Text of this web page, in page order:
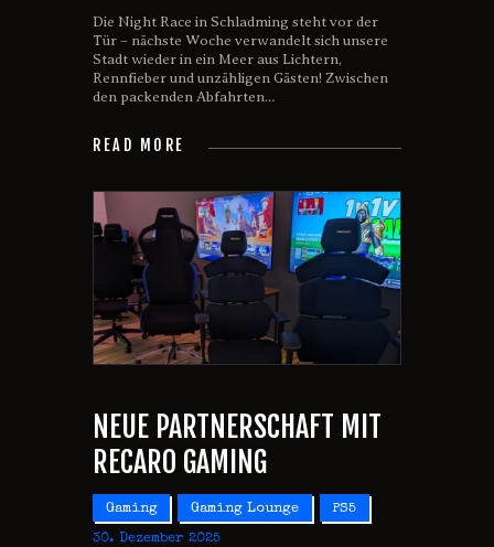
Die Night Race in Schladming steht vor der
Tür – nächste Woche verwandelt sich unsere
Stadt wieder in ein Meer aus Lichtern,
Rennfieber und unzähligen Gästen! Zwischen
den packenden Abfahrten…
READ MORE
NEUE PARTNERSCHAFT MIT
RECARO GAMING
Gaming Gaming Lounge PS5
30. Dezember 2025